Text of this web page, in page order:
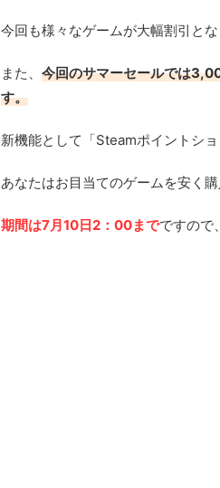
今回も様々なゲームが大幅割引とな
また、 今回のサマーセールでは
す。
新機能として「Steamポイントシ
あなたはお目当てのゲームを安く
期間は7月10日2：00までですので